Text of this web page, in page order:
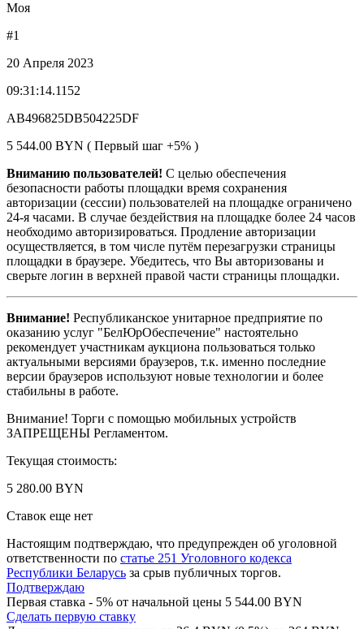
Моя
#1
20 Апреля 2023
09:31:14.1152
AB496825DB504225DF
5 544.00 BYN ( Первый шаг +5% )
Вниманию пользователей! С целью обеспечения
безопасности работы площадки время сохранения
авторизации (сессии) пользователей на площадке ограничено
24-я часами. В случае бездействия на площадке более 24 часов
необходимо авторизироваться. Продление авторизации
осуществляется, в том числе путём перезагрузки страницы
площадки в браузере. Убедитесь, что Вы авторизованы и
сверьте логин в верхней правой части страницы площадки.
Внимание! Республиканское унитарное предприятие по
оказанию услуг "БелЮрОбеспечение" настоятельно
рекомендует участникам аукциона пользоваться только
актуальными версиями браузеров, т.к. именно последние
версии браузеров используют новые технологии и более
стабильны в работе.
Внимание! Торги с помощью мобильных устройств
ЗАПРЕЩЕНЫ Регламентом.
Текущая стоимость:
5 280.00 BYN
Ставок еще нет
Настоящим подтверждаю, что предупрежден об уголовной
ответственности по статье 251 Уголовного кодекса
Республики Беларусь за срыв публичных торгов.
Подтверждаю
Первая ставка - 5% от начальной цены 5 544.00 BYN
Сделать первую ставку